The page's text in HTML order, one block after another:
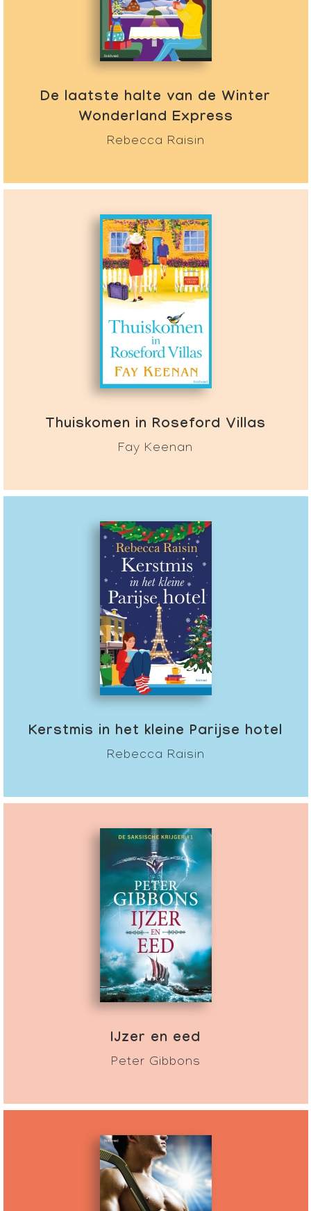
De laatste halte van de Winter
Wonderland Express
Rebecca Raisin
Thuiskomen in Roseford Villas
Fay Keenan
Kerstmis in het kleine Parijse hotel
Rebecca Raisin
IJzer en eed
Peter Gibbons